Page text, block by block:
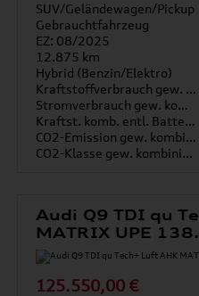
SUV/Geländewagen/Pickup
Gebrauchtfahrzeug
EZ: 08/2025
12.875 km
Hybrid (Benzin/Elektro)
Kraftstoffverbrauch gew. kombiniert
Stromverbrauch gew. kombiniert
Kraftst. komb. entl. Batterie
CO2-Emission gew. kombiniert
CO2-Klasse gew. kombiniert
Audi Q9 TDI qu
MATRIX UPE
125.550,00 €